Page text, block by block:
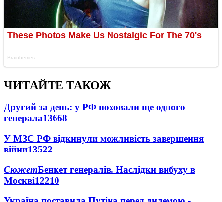
ЧИТАЙТЕ ТАКОЖ
Другий за день: у РФ поховали ще одного
генерала13668
У МЗС РФ відкинули можливість завершення
війни13522
СюжетБенкет генералів. Наслідки вибуху в
Москві12210